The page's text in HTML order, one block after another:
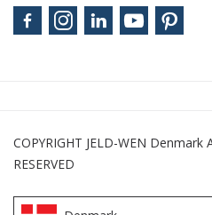
COPYRIGHT JELD-WEN Denmark
RESERVED